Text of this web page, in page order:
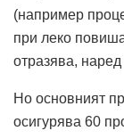
(например
при леко
отразява,
Но основният
осигурява 60